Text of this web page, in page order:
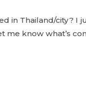
in Thailand/city? I
me know what’s